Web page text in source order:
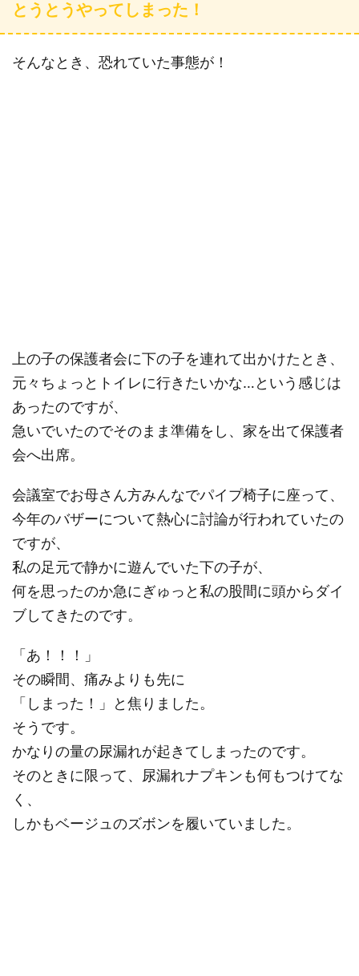
とうとうやってしまった！
そんなとき、恐れていた事態が！
上の子の保護者会に下の子を連れて出かけたとき、
元々ちょっとトイレに行きたいかな…という感じは
あったのですが、
急いでいたのでそのまま準備をし、家を出て保護者
会へ出席。
会議室でお母さん方みんなでパイプ椅子に座って、
今年のバザーについて熱心に討論が行われていたの
ですが、
私の足元で静かに遊んでいた下の子が、
何を思ったのか急にぎゅっと私の股間に頭からダイ
ブしてきたのです。
「あ！！！」
その瞬間、痛みよりも先に
「しまった！」と焦りました。
そうです。
かなりの量の尿漏れが起きてしまったのです。
そのときに限って、尿漏れナプキンも何もつけてな
く、
しかもベージュのズボンを履いていました。